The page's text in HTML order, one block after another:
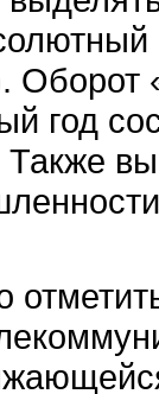
Оборот
год
Также